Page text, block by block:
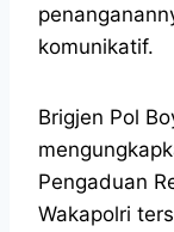
komunikatif.
Brigjen Pol
Pengaduan
Wakapolri